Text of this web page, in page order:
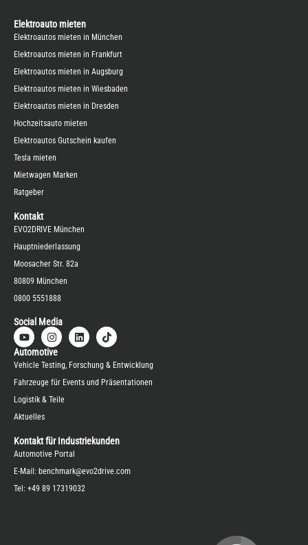
Elektroauto mieten
Elektroautos mieten in München
Elektroautos mieten in Frankfurt
Elektroautos mieten in Augsburg
Elektroautos mieten in Wiesbaden
Elektroautos mieten in Dresden
Hochzeitsauto mieten
Elektroautos Gutschein kaufen
Tesla mieten
Mietwagen Marken
Ratgeber
Kontakt
EVO2DRIVE München
Hauptniederlassung
Moosacher Str. 82a
80809 München
0800 5551888
Social Media
Automotive
Vehicle Testing, Forschung & Entwicklung
Fahrzeuge für Events und Präsentationen
Logistik & Teile
Aktuelles
Kontakt für Industriekunden
Automotive Portal
E-Mail: benchmark@evo2drive.com
Tel: +49 89 17319032